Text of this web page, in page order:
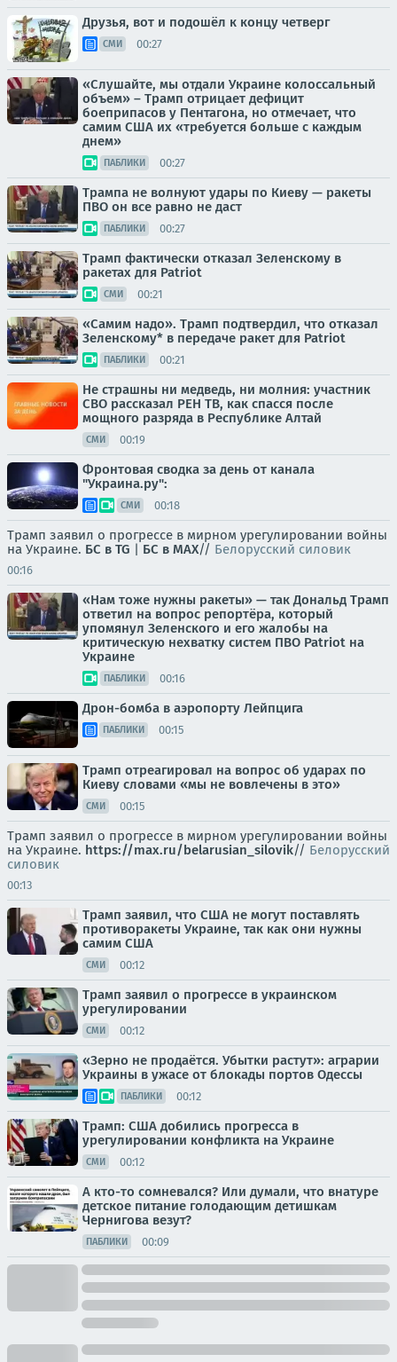
Друзья, вот и подошёл к концу четверг
СМИ 00:27
«Слушайте, мы отдали Украине колоссальный
объем» – Трамп отрицает дефицит
боеприпасов у Пентагона, но отмечает, что
самим США их «требуется больше с каждым
днем»
ПАБЛИКИ 00:27
Трампа не волнуют удары по Киеву — ракеты
ПВО он все равно не даст
ПАБЛИКИ 00:27
Трамп фактически отказал Зеленскому в
ракетах для Patriot
СМИ 00:21
«Самим надо». Трамп подтвердил, что отказал
Зеленскому* в передаче ракет для Patriot
ПАБЛИКИ 00:21
Не страшны ни медведь, ни молния: участник
СВО рассказал РЕН ТВ, как спасся после
мощного разряда в Республике Алтай
СМИ 00:19
Фронтовая сводка за день от канала
"Украина.ру":
СМИ 00:18
Трамп заявил о прогрессе в мирном урегулировании войны
на Украине. БС в TG | БС в МАХ// Белорусский силовик
00:16
«Нам тоже нужны ракеты» — так Дональд Трамп
ответил на вопрос репортёра, который
упомянул Зеленского и его жалобы на
критическую нехватку систем ПВО Patriot на
Украине
ПАБЛИКИ 00:16
Дрон-бомба в аэропорту Лейпцига
ПАБЛИКИ 00:15
Трамп отреагировал на вопрос об ударах по
Киеву словами «мы не вовлечены в это»
СМИ 00:15
Трамп заявил о прогрессе в мирном урегулировании войны
на Украине. https://max.ru/belarusian_silovik// Белорусский
силовик
00:13
Трамп заявил, что США не могут поставлять
противоракеты Украине, так как они нужны
самим США
СМИ 00:12
Трамп заявил о прогрессе в украинском
урегулировании
СМИ 00:12
«Зерно не продаётся. Убытки растут»: аграрии
Украины в ужасе от блокады портов Одессы
ПАБЛИКИ 00:12
Трамп: США добились прогресса в
урегулировании конфликта на Украине
СМИ 00:12
А кто-то сомневался? Или думали, что внатуре
детское питание голодающим детишкам
Чернигова везут?
ПАБЛИКИ 00:09